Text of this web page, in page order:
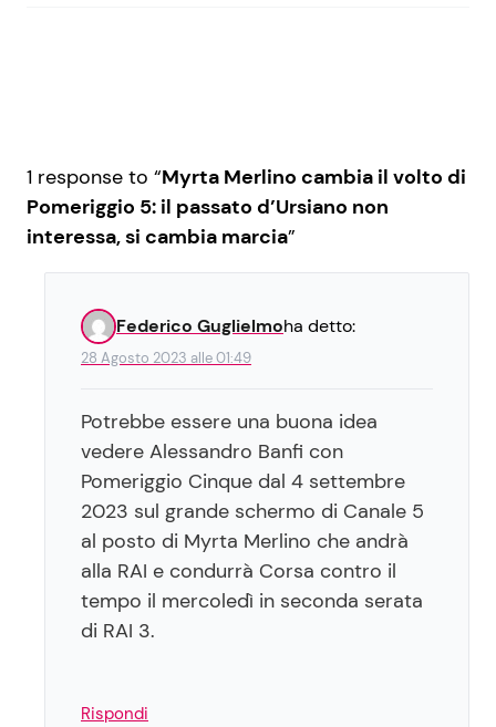
1 response to “Myrta Merlino cambia il volto di
Pomeriggio 5: il passato d’Ursiano non
interessa, si cambia marcia”
Federico Guglielmoha detto:
28 Agosto 2023 alle 01:49
Potrebbe essere una buona idea
vedere Alessandro Banfi con
Pomeriggio Cinque dal 4 settembre
2023 sul grande schermo di Canale 5
al posto di Myrta Merlino che andrà
alla RAI e condurrà Corsa contro il
tempo il mercoledì in seconda serata
di RAI 3.
Rispondi